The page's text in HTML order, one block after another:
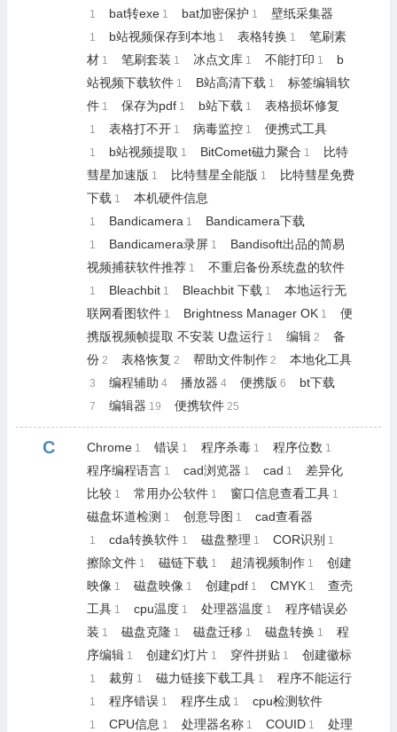
1 bat转exe 1 bat加密保护 1 壁纸采集器
1 b站视频保存到本地 1 表格转换 1
笔刷素
材 1 笔刷套装 1 冰点文库 1 不能打印 1
b
站视频下载软件 1 B站高清下载 1
标签编辑软
件 1 保存为pdf 1 b站下载 1 表格损坏修复
1 表格打不开 1 病毒监控 1 便携式工具
1 b站视频提取 1 BitComet磁力聚合 1
比特
彗星加速版 1 比特彗星全能版 1
比特彗星免费
下载 1 本机硬件信息
1 Bandicamera 1 Bandicamera下载
1 Bandicamera录屏 1
Bandisoft出品的简易
视频捕获软件推荐 1 不重启备份系统盘的软件
1 Bleachbit 1 Bleachbit 下载 1
本地运行无
联网看图软件 1 Brightness Manager OK 1
便
携版视频帧提取 不安装 U盘运行 1 编辑 2
备
份 2 表格恢复 2 帮助文件制作 2 本地化工具
3 编程辅助 4 播放器 4 便携版 6 bt下载
7 编辑器 19 便携软件 25
C Chrome 1 错误 1 程序杀毒 1 程序位数 1
程序编程语言 1 cad浏览器 1 cad 1
差异化
比较 1 常用办公软件 1 窗口信息查看工具 1
磁盘坏道检测 1 创意导图 1 cad查看器
1 cda转换软件 1 磁盘整理 1 COR识别 1
擦除文件 1 磁链下载 1 超清视频制作 1
创建
映像 1 磁盘映像 1 创建pdf 1 CMYK 1
查壳
工具 1 cpu温度 1 处理器温度 1
程序错误必
装 1 磁盘克隆 1 磁盘迁移 1 磁盘转换 1
程
序编辑 1 创建幻灯片 1 穿件拼贴 1 创建徽标
1 裁剪 1 磁力链接下载工具 1 程序不能运行
1 程序错误 1 程序生成 1 cpu检测软件
1 CPU信息 1 处理器名称 1 COUID 1
处理